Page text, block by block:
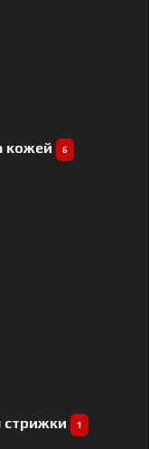
кожей 6
стрижки 1